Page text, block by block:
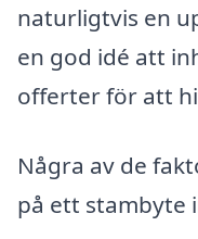
naturligtvis en
en god idé att
offerter för att
Några av de
på ett stambyte